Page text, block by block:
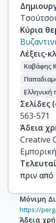
Κύρια
Λέξεις-
Καβάφης
Ελληνική
Σελίδες
563-571
Άδεια
Creative
πριν από
Μόνιμη
https://
Άδεια